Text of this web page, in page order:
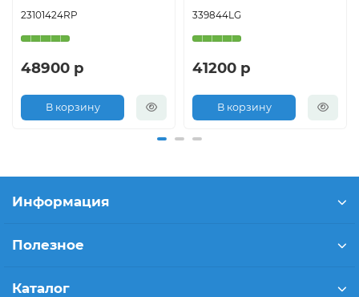
23101424RP
48900 р
В корзину
339844LG
41200 р
В корзину
Информация
Полезное
Каталог